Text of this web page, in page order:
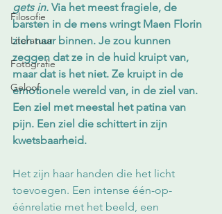
Filosofie
Literatuur
Fotografie
Geloof
gets in. Via het meest fragiele, de
barsten in de mens wringt Maen Florin
zich naar binnen. Je zou kunnen
zeggen dat ze in de huid kruipt van,
maar dat is het niet. Ze kruipt in de
emotionele wereld van, in de ziel van.
Een ziel met meestal het patina van
pijn. Een ziel die schittert in zijn
kwetsbaarheid.
Het zijn haar handen die het licht
toevoegen. Een intense één-op-
éénrelatie met het beeld, een